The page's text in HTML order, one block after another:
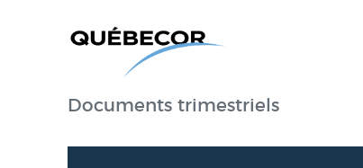
Documents trimestriels